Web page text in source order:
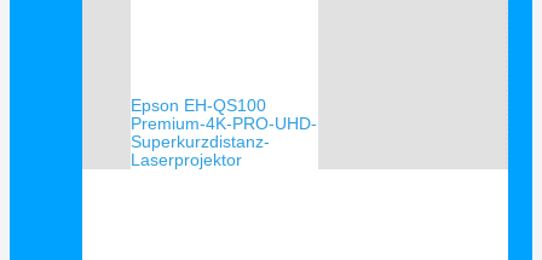
Epson EH-QS100
Premium-4K-PRO-UHD-
Superkurzdistanz-
Laserprojektor